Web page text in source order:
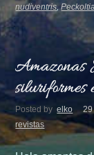
nudiventris,
Amazonas
siluriformes
Posted by elko
revistas